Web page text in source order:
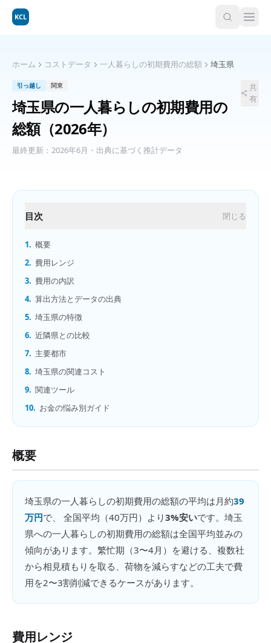
KCL
ホーム コストデータ 一人暮らしの初期費用の総額 埼玉県
引っ越し 関東
埼玉県の一人暮らしの初期費用の
総額（2026年）
最終更新： 2026年6月 ・出典に基づく推計データ
共
有
目次 閉じる
1. 概要
2. 費用レンジ
3. 費用の内訳
4. 算出方法とデータの出典
5. 埼玉県の特徴
6. 近隣県との比較
7. 主要都市
8. 埼玉県の関連コスト
9. 関連ツール
10. お金の悩み別ガイド
概要
埼玉県の一人暮らしの初期費用の総額の平均は月約39
万円で、 全国平均（40万円）より3%安いです。 埼玉
県への一人暮らしの初期費用の総額は全国平均並みの
傾向があります。繁忙期（3〜4月）を避ける、複数社
から相見積もりを取る、荷物を減らすなどの工夫で費
用を2〜3割削減できるケースがあります。
費用レンジ